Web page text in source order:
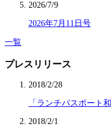
2026/7/9
2026年7月11日号
一覧
プレスリリース
2018/2/28
「ランチパスポート
2018/2/1